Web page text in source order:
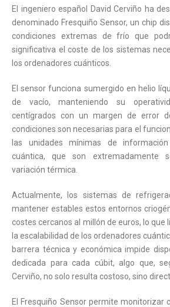
El ingeniero español David Cerviño ha
denominado Fresquiño Sensor, un chip
condiciones extremas de frío que
significativa el coste de los sistemas
los ordenadores cuánticos.
El sensor funciona sumergido en helio
de vacío, manteniendo su
centígrados con un margen de error
condiciones son necesarias para el
las unidades mínimas de
cuántica, que son extremadamente
variación térmica.
Actualmente, los sistemas de
mantener estables estos entornos
costes cercanos al millón de euros, lo
la escalabilidad de los ordenadores
barrera técnica y económica impide
dedicada para cada cúbit, algo que,
Cerviño, no solo resulta costoso, sino
El Fresquiño Sensor permite monitorizar